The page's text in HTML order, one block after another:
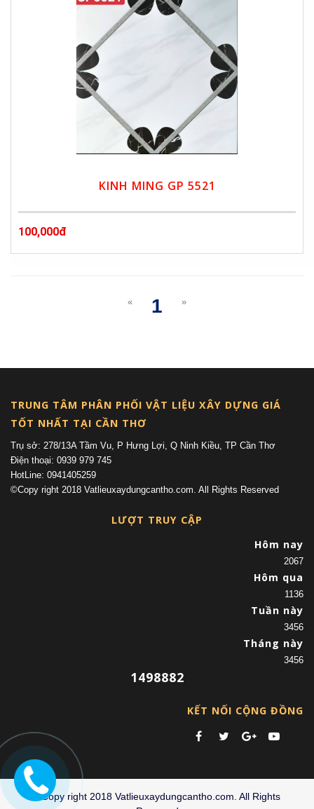
KINH MING GP 5521
100,000đ
«
1
»
TRUNG TÂM PHÂN PHỐI VẬT LIỆU XÂY DỰNG GIÁ
TỐT NHẤT TẠI CẦN THƠ
Trụ sở: 278/13A Tầm Vu, P Hưng Lợi, Q Ninh Kiều, TP Cần Thơ
Điện thoại: 0939 979 745
HotLine: 0941405259
©Copy right 2018 Vatlieuxaydungcantho.com. All Rights Reserved
LƯỢT TRUY CẬP
Hôm nay
2067
Hôm qua
1136
Tuần này
3456
Tháng này
3456
1498882
KẾT NỐI CỘNG ĐỒNG
©Copy right 2018 Vatlieuxaydungcantho.com. All Rights